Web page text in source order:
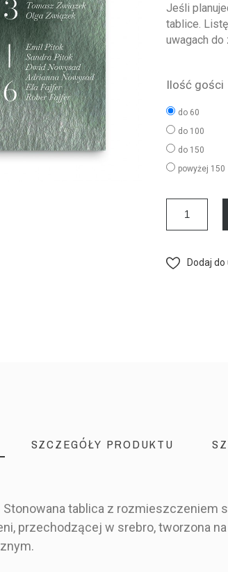
Jeśli
tablice.
uwagach
Ilość gości
do 60
do 100
do 150
powyżej 150
Dodaj
SZCZEGÓŁY PRODUKTU
tablica z rozmieszczeniem
przechodzącej w srebro, tworzona na